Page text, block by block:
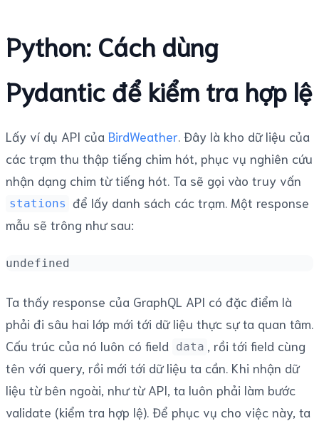
Python: Cách dùng
Pydantic để kiểm tra hợp lệ
Lấy ví dụ API của BirdWeather . Đây là kho dữ liệu của
các trạm thu thập tiếng chim hót, phục vụ nghiên cứu
nhận dạng chim từ tiếng hót. Ta sẽ gọi vào truy vấn
stations để lấy danh sách các trạm. Một response
mẫu sẽ trông như sau:
undefined
Ta thấy response của GraphQL API có đặc điểm là
phải đi sâu hai lớp mới tới dữ liệu thực sự ta quan tâm.
Cấu trúc của nó luôn có field
data
, rồi tới field cùng
tên với query, rồi mới tới dữ liệu ta cần. Khi nhận dữ
liệu từ bên ngoài, như từ API, ta luôn phải làm bước
validate (kiểm tra hợp lệ). Để phục vụ cho việc này, ta